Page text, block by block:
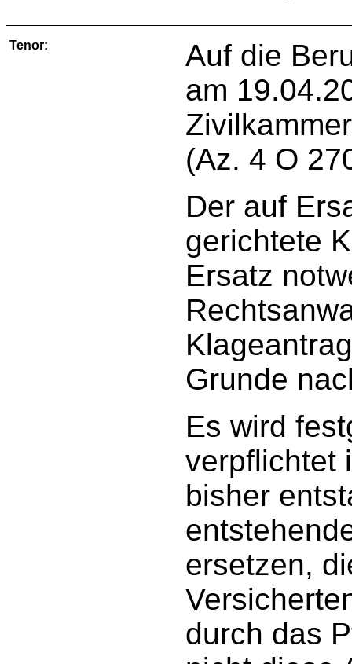
Tenor:
Auf die
am
(Az. 4 O
Der auf
gerichtete
Ersatz
Grunde
Es wird
verpflichtet
bisher
ersetzen,
durch das